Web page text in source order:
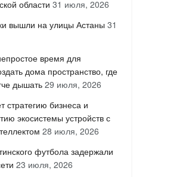
области 31 июля, 2026
вышли на улицы Астаны 31
время для
дома пространство, где
дышать29 июля, 2026
стратегию бизнеса и
экосистемы устройств с
28 июля, 2026
футбола задержали
23 июля, 2026